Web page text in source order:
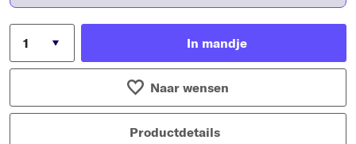
In mandje
Naar wensen
Productdetails